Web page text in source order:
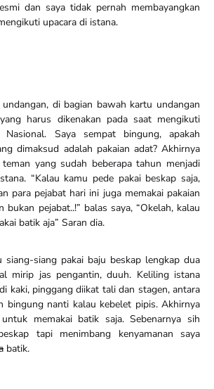
dan saya tidak pernah membayangkan
upacara di istana.
di bagian bawah kartu undangan
yang harus dikenakan pada saat mengikuti
Nasional. Saya sempat bingung, apakah
dimaksud adalah pakaian adat? Akhirnya
yang sudah beberapa tahun menjadi
“Kalau kamu pede pakai beskap saja,
para pejabat hari ini juga memakai pakaian
bukan pejabat..!” balas saya, “Okelah, kalau
batik aja” Saran dia.
siang-siang pakai baju beskap lengkap dua
mirip jas pengantin, duuh. Keliling istana
kaki, pinggang diikat tali dan stagen, antara
bingung nanti kalau kebelet pipis. Akhirnya
memakai batik saja. Sebenarnya sih
tapi menimbang kenyamanan saya
batik.